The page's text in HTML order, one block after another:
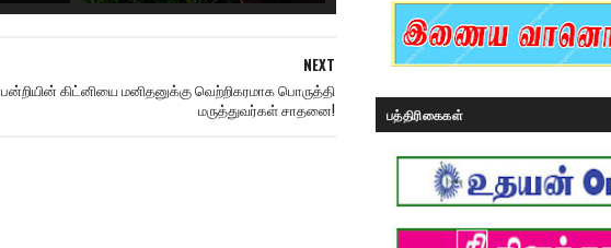
NEXT
பன்றியின் கிட்னியை மனிதனுக்கு வெற்றிகரமாக பொருத்தி
மருத்துவர்கள் சாதனை!
பத்திரிகைகள்